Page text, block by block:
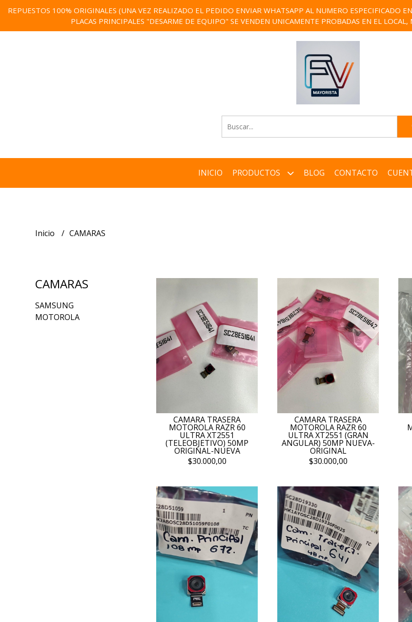
REPUESTOS 100% ORIGINALES (UNA VEZ REALIZADO EL PEDIDO ENVIAR WHATSAPP AL NUMERO
PLACAS PRINCIPALES "DESARME DE EQUIPO" SE VENDEN UNICAMENTE PROBADAS EN EL
INICIO PRODUCTOS BLOG CONTACTO
Inicio CAMARAS
CAMARAS
SAMSUNG
MOTOROLA
CAMARA TRASERA
MOTOROLA RAZR 60
ULTRA XT2551
(TELEOBJETIVO) 50MP
ORIGINAL-NUEVA
$30.000,00
CAMARA TRASERA
MOTOROLA RAZR 60
ULTRA XT2551 (GRAN
ANGULAR) 50MP NUEVA-
ORIGINAL
$30.000,00